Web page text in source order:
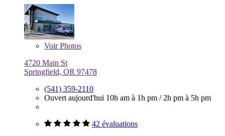
VoirPhotos
4720 Main St
Springfield, OR 97478
(541) 359-2110
Ouvert aujourd'hui 10h am à 1h pm / 2h pm à 5h pm
42 évaluations